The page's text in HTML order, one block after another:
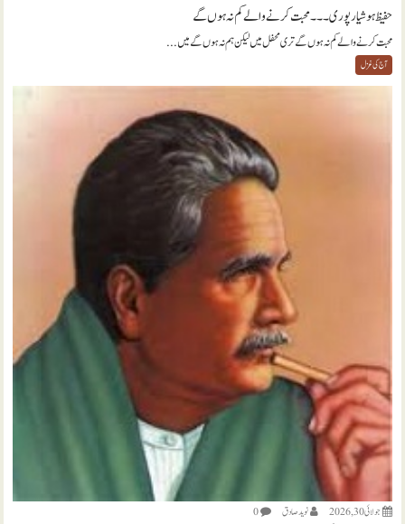
حفیظ ہوشیارپوری ۔۔۔ محبت کرنے والے کم نہ ہوں گے
محبت کرنے والے کم نہ ہوں گے تری محفل میں لیکن ہم نہ ہوں گے میں...
آج کی غزل
جولائی 30, 2026 نويد صادق 0